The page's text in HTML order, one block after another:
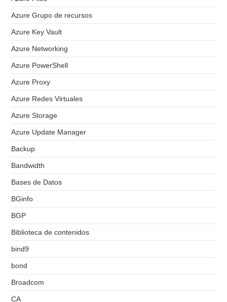
Azure Grupo de recursos
Azure Key Vault
Azure Networking
Azure PowerShell
Azure Proxy
Azure Redes Virtuales
Azure Storage
Azure Update Manager
Backup
Bandwidth
Bases de Datos
BGinfo
BGP
Biblioteca de contenidos
bind9
bond
Broadcom
CA